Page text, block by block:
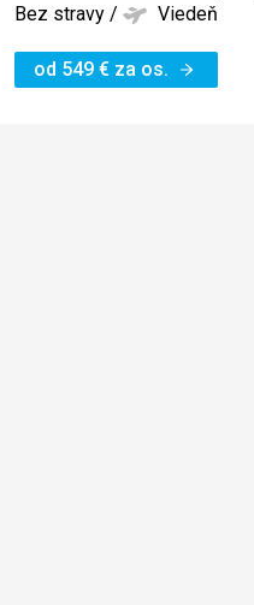
Bez stravy / Viedeň
od 549 € za os.